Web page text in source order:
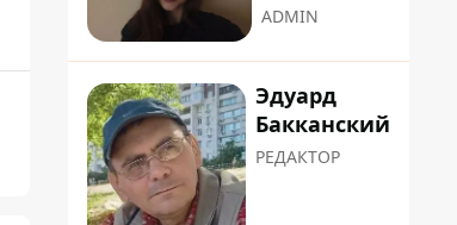
ADMIN
Эдуард
Бакканский
РЕДАКТОР